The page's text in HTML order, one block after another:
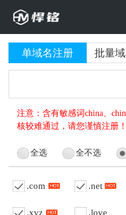
单域名注册 批量
注意：含有敏感词china、
核较难通过，请您谨慎注册！
全选 全不选
.com .net
.xyz .love